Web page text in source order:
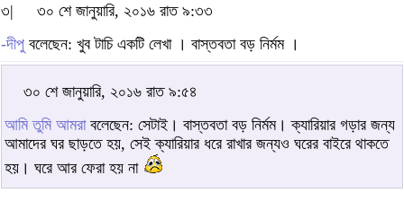
৩|
৩০ শে জানুয়ারি, ২০১৬ রাত ৯:৩৩
-দীপু বলেছেন: খুব টাচি একটি লেখা । বাস্তবতা বড় নির্মম ।
৩০ শে জানুয়ারি, ২০১৬ রাত ৯:৫৪
আমি তুমি আমরাবলেছেন: সেটাই। বাস্তবতা বড় নির্মম। ক্যারিয়ার গড়ার জন্য
আমাদের ঘর ছাড়তে হয়, সেই ক্যারিয়ার ধরে রাখার জন্যও ঘরের বাইরে থাকতে
হয়। ঘরে আর ফেরা হয় না